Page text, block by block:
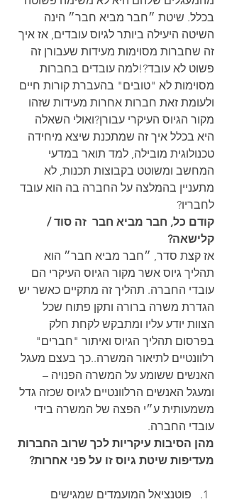
בכלל. שיטת ״חבר מביא חבר״ הינה
השיטה היעילה ביותר לגיוס עובדים, אז איך
זה שחברות מסוימות מעידות שעבורן זה
פשוט לא עובד?!למה עובדים בחברות
מסוימות לא "טובים" בהעברת קורות חיים
ולעומת זאת חברות אחרות מעידות שזהו
מקור הגיוס העיקרי עבורן?ואולי השאלה
היא בכלל איך זה שמתכנת שיצא מיחידה
טכנולוגית מובילה, למד תואר במדעי
המחשב ומשוטט בקבוצות תכנות, לא
מתעניין בהמלצה על החברה בה הוא עובד
לחבריו?
קודם כל, חבר מביא חבר  זה סוד /
קלישאה?
אז קצת סדר, ״חבר מביא חבר״ הוא
תהליך גיוס אשר מקור הגיוס העיקרי הם
עובדי החברה. תהליך זה מתקיים כאשר יש
הגדרת משרה ברורה ותקן פתוח שכל
הצוות יודע עליו ומתבקש לקחת חלק
בפרסום תהליך הגיוס ואיתור "חברים"
רלוונטיים לתיאור המשרה..כך בעצם מעגל
האנשים ששומע על המשרה הפנויה –
ומעגל האנשים הרלוונטיים לגיוס שכזה גדל
משמעותית ע״י הפצה של המשרה בידי
עובדי החברה.
מהן הסיבות עיקריות לכך שרוב החברות
מעדיפות שיטת גיוס זו על פני אחרות?
פוטנציאל המועמדים שמגישים